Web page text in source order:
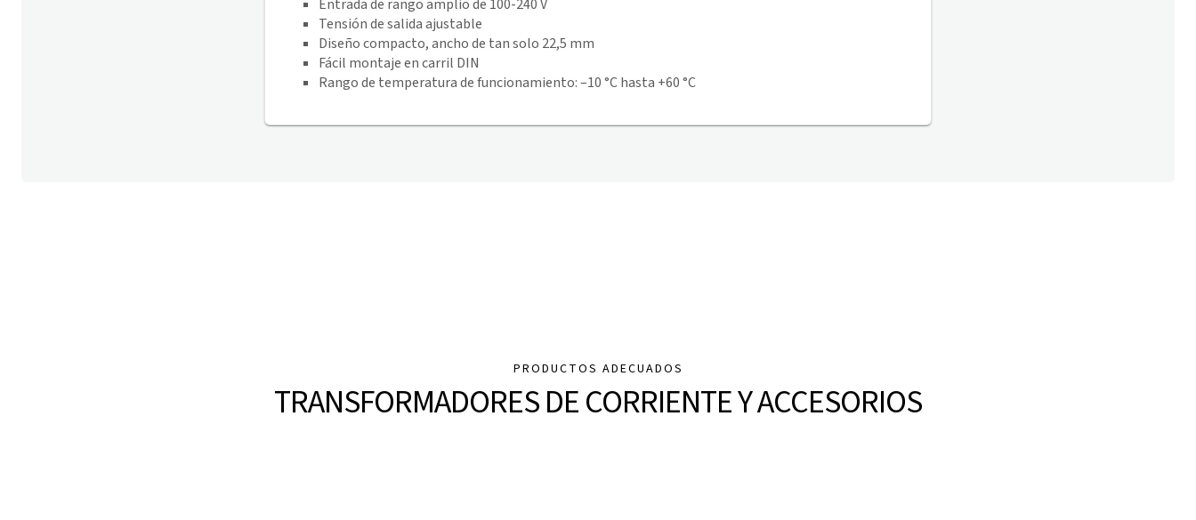
Entrada de rango amplio de 100-240 V
Tensión de salida ajustable
Diseño compacto, ancho de tan solo 22,5 mm
Fácil montaje en carril DIN
Rango de temperatura de funcionamiento: –10 °C hasta +60 °C
PRODUCTOS ADECUADOS
TRANSFORMADORES DE CORRIENTE Y ACCESORIOS